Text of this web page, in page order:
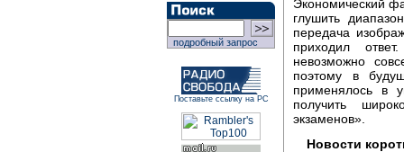
подробный запрос
Поставьте ссылку на РС
Экономический
глушить
передача
приходил
невозможно
поэтому в
применялось в
получить
экзаменов».
Новости